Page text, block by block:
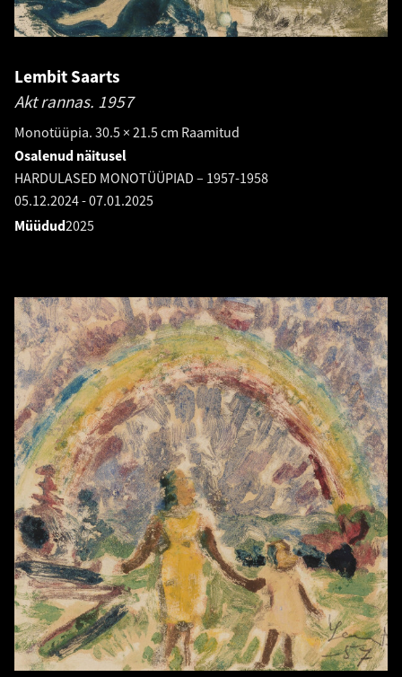
Lembit Saarts
Akt rannas. 1957
Monotüüpia. 30.5 × 21.5 cm Raamitud
Osalenud näitusel
HARDULASED MONOTÜÜPIAD – 1957-1958
05.12.2024-07.01.2025
Müüdud2025